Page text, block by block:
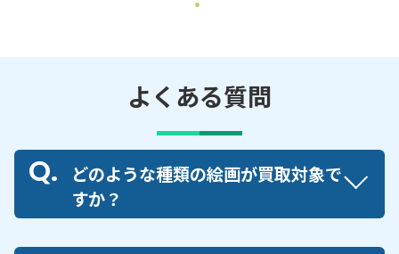
よくある質問
どのような種類の絵画が買取対象で
すか？